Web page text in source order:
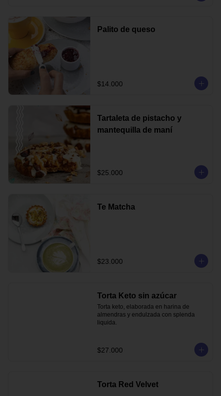
Palito de queso
$14.000
Tartaleta de pistacho y
mantequilla de maní
$25.000
Te Matcha
$23.000
Torta Keto sin azúcar
Torta keto, elaborada en harina de
almendras y endulzada con splenda
liquida.
$27.000
Torta Red Velvet